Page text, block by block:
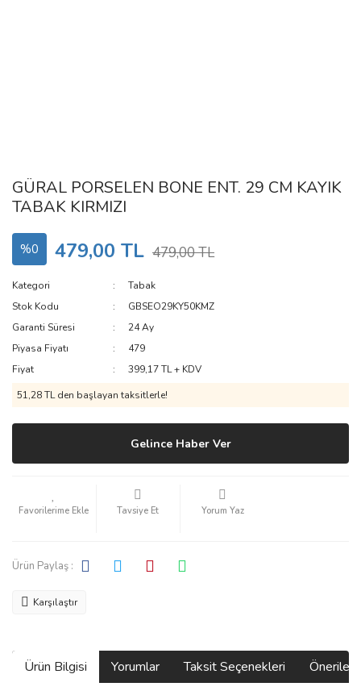
GÜRAL PORSELEN BONE ENT. 29 CM KAYIK
TABAK KIRMIZI
%0 479,00 TL 479,00 TL
Kategori
Tabak
Stok Kodu
GBSEO29KY50KMZ
Garanti Süresi
24 Ay
Piyasa Fiyatı
479
Fiyat
399,17 TL + KDV
51,28 TL den başlayan taksitlerle!
Gelince Haber Ver
Tavsiye Et Yorum Yaz
Ürün Paylaş :
Karşılaştır
Ürün Bilgisi Yorumlar Taksit Seçenekleri